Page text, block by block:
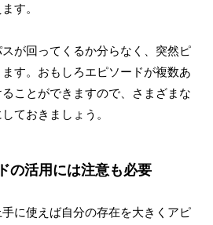
す。
が回ってくるか分らなく、突然ピ
す。おもしろエピソードが複数あ
ことができますので、さまざまな
ておきましょう。
の活用には注意も必要
に使えば自分の存在を大きくアピ